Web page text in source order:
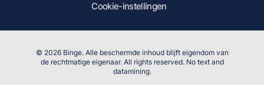
Cookie-instellingen
© 2026 Binge. Alle beschermde inhoud blijft eigendom van
de rechtmatige eigenaar. All rights reserved. No text and
datamining.